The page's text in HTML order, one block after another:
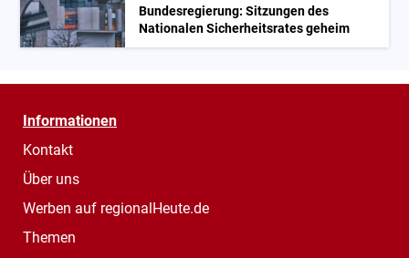
Bundesregierung: Sitzungen des
Nationalen Sicherheitsrates geheim
Informationen
Kontakt
Über uns
Werben auf regionalHeute.de
Themen